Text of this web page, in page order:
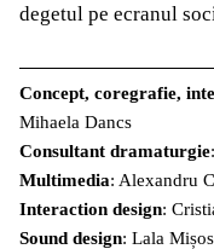
degetul pe ecranul
Concept, coregrafie,
Mihaela Dancs
Consultant dramaturgie
Multimedia: Alexandru
Interaction design:
Sound design: Lala